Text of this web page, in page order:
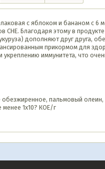
с яблоком и бананом с 6
СНЕ. Благодаря этому в
дополняют друг друга,
прикормом для
иммунитета, что
пальмовый олеин,
1х10? КОЕ/г